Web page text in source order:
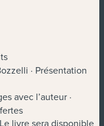
· Présentation
avec l’auteur ·
livre sera disponible